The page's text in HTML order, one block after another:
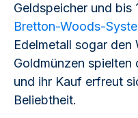
Geldspeicher und bis
Bretton-Woods-
Edelmetall sogar den
Goldmünzen spielten
und ihr Kauf erfreut
Beliebtheit.